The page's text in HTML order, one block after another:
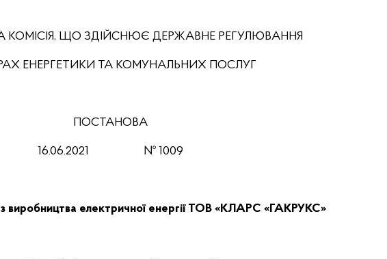
КОМІСІЯ, ЩО ЗДІЙСНЮЄ ДЕРЖАВНЕ РЕГУЛЮВАННЯ
ЕНЕРГЕТИКИ ТА КОМУНАЛЬНИХ ПОСЛУГ
ПОСТАНОВА
16.06.2021 № 1009
з виробництва електричної енергії ТОВ «КЛАРС «ГАКРУКС»